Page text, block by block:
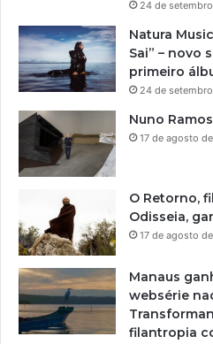
24 de
Natura
Sai” – novo
primeiro
24 de
Nuno
17 de agosto
O Retorno,
Odisseia,
17 de agosto
Manaus
websérie
filantropia